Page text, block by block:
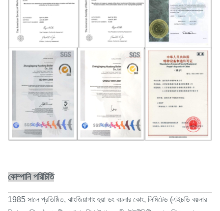
কোম্পানি পরিচিতি
1985 সালে প্রতিষ্ঠিত, ঝাংজিয়াগাং হুয়া ডং বয়লার কোং, লিমিটেড (এইচডি বয়লার